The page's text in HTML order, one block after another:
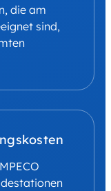
die am
sind,